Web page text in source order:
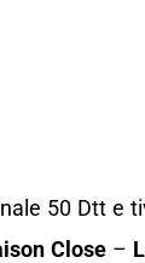
50 Dtt e
Close –